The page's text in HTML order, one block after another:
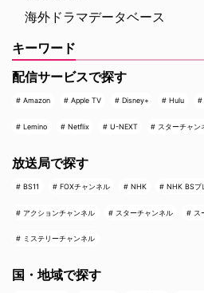
海外ドラマデータベース
キーワード
配信サービスで探す
Amazon Apple TV Disney+ Hulu
Lemino Netflix U-NEXT スターチャン
放送局で探す
BS11 FOXチャンネル NHK NHK BSプ
アクションチャンネル スターチャンネル ス
ミステリーチャンネル
国・地域で探す